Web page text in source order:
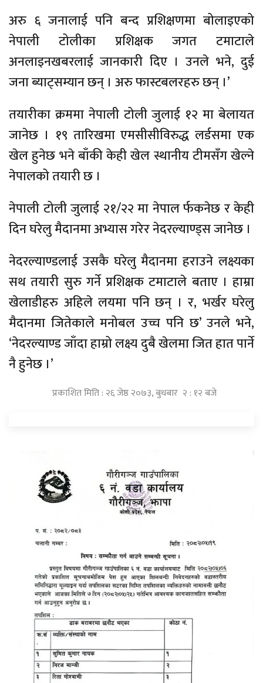
अरु ६ जनालाई पनि बन्द प्रशिक्षणमा बोलाइएको
नेपाली टोलीका प्रशिक्षक जगत टमाटाले
अनलाइनखबरलाई जानकारी दिए । उनले भने, दुई
जना ब्याट्सम्यान छन् । अरु फास्टबलरहरु छन् ।’
तयारीका क्रममा नेपाली टोली जुलाई १२ मा बेलायत
जानेछ । १९ तारिखमा एमसीसीविरुद्ध लर्डसमा एक
खेल हुनेछ भने बाँकी केही खेल स्थानीय टीमसँग खेल्ने
नेपालको तयारी छ ।
नेपाली टोली जुलाई २१/२२ मा नेपाल र्फकनेछ र केही
दिन घरेलु मैदानमा अभ्यास गरेर नेदरल्याण्ड्स जानेछ ।
नेदरल्याण्डलाई उसकै घरेलु मैदानमा हराउने लक्ष्यका
सथ तयारी सुरु गर्ने प्रशिक्षक टमाटाले बताए । हाम्रा
खेलाडीहरु अहिले लयमा पनि छन् । र, भर्खर घरेलु
मैदानमा जितेकाले मनोबल उच्च पनि छ’ उनले भने,
‘नेदरल्याण्ड जाँदा हाम्रो लक्ष्य दुबै खेलमा जित हात पार्ने
नै हुनेछ ।’
प्रकाशित मिति : २६ जेष्ठ २०७३, बुधबार २ : १२ बजे